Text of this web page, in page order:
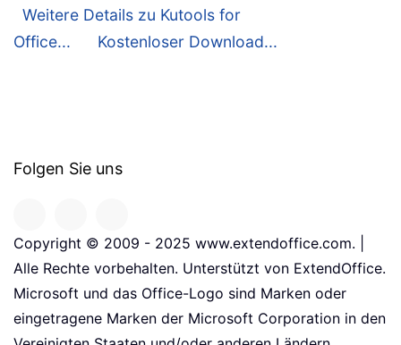
Weitere Details zu Kutools for
Office...
Kostenloser Download...
Folgen Sie uns
Copyright © 2009 - 2025 www.extendoffice.com. |
Alle Rechte vorbehalten. Unterstützt von ExtendOffice.
Microsoft und das Office-Logo sind Marken oder
eingetragene Marken der Microsoft Corporation in den